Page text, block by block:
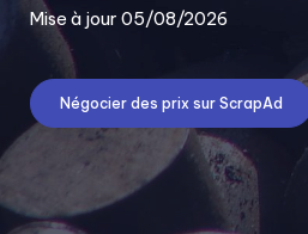
Mise à jour 05/08/2026
Négocier des prix sur ScrapAd